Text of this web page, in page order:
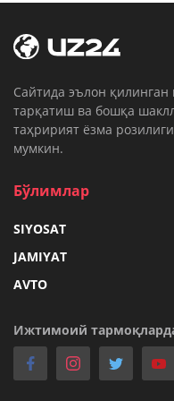
Cайтида эълон
тарқатиш ва бошқа
таҳририят ёзма
мумкин.
Бўлимлар
SIYOSAT
JAMIYAT
AVTO
Ижтимоий